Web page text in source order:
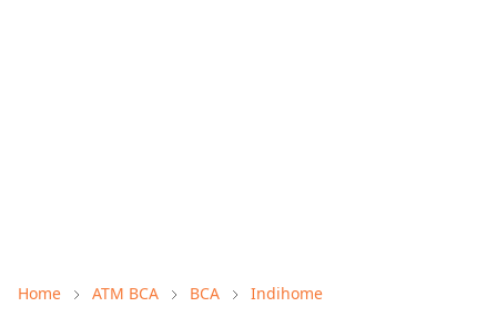
Home ATM BCA BCA Indihome